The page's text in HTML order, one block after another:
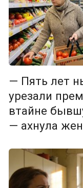
— Пять лет
урезали
втайне
— ахнула